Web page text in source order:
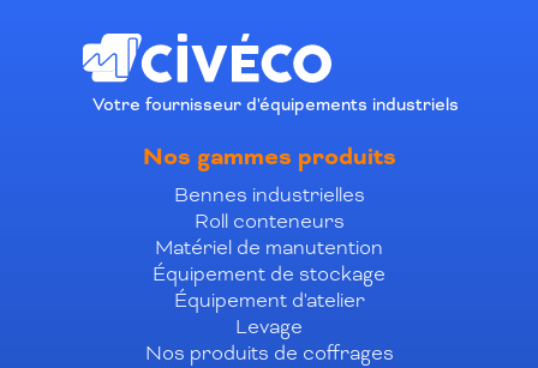
Votre fournisseur d'équipements industriels
Nos gammes produits
Bennes industrielles
Roll conteneurs
Matériel de manutention
Équipement de stockage
Équipement d'atelier
Levage
Nos produits de coffrages